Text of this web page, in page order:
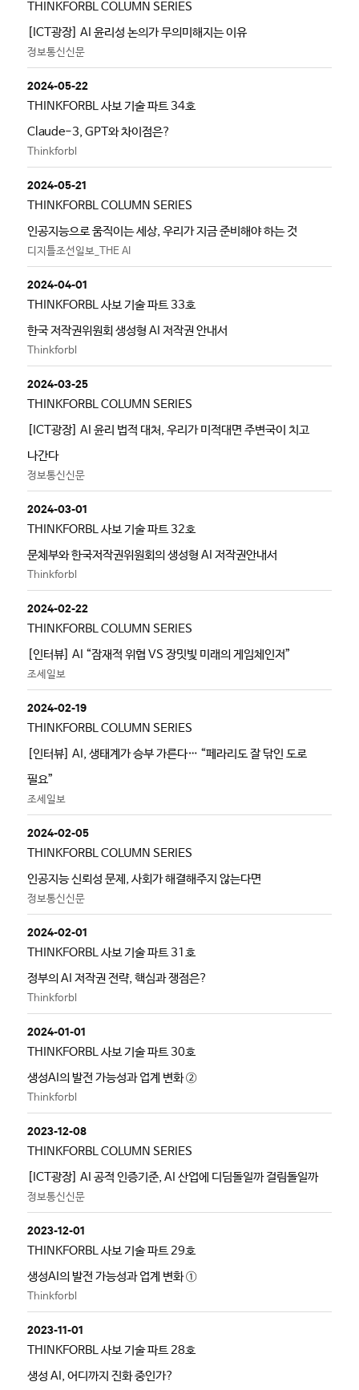
THINKFORBL COLUMN SERIES
[ICT광장] AI 윤리성 논의가 무의미해지는 이유
정보통신신문
2024-05-22
THINKFORBL 사보 기술 파트 34호
Claude-3, GPT와 차이점은?
Thinkforbl
2024-05-21
THINKFORBL COLUMN SERIES
인공지능으로 움직이는 세상, 우리가 지금 준비해야 하는 것
디지틀조선일보_THE AI
2024-04-01
THINKFORBL 사보 기술 파트 33호
한국 저작권위원회 생성형 AI 저작권 안내서
Thinkforbl
2024-03-25
THINKFORBL COLUMN SERIES
[ICT광장] AI 윤리 법적 대처, 우리가 미적대면 주변국이 치고
나간다
정보통신신문
2024-03-01
THINKFORBL 사보 기술 파트 32호
문체부와 한국저작권위원회의 생성형 AI 저작권안내서
Thinkforbl
2024-02-22
THINKFORBL COLUMN SERIES
[인터뷰] AI “잠재적 위협 VS 장밋빛 미래의 게임체인저”
조세일보
2024-02-19
THINKFORBL COLUMN SERIES
[인터뷰] AI, 생태계가 승부 가른다… “페라리도 잘 닦인 도로
필요”
조세일보
2024-02-05
THINKFORBL COLUMN SERIES
인공지능 신뢰성 문제, 사회가 해결해주지 않는다면
정보통신신문
2024-02-01
THINKFORBL 사보 기술 파트 31호
정부의 AI 저작권 전략, 핵심과 쟁점은?
Thinkforbl
2024-01-01
THINKFORBL 사보 기술 파트 30호
생성AI의 발전 가능성과 업계 변화 ②
Thinkforbl
2023-12-08
THINKFORBL COLUMN SERIES
[ICT광장] AI 공적 인증기준, AI 산업에 디딤돌일까 걸림돌일까
정보통신신문
2023-12-01
THINKFORBL 사보 기술 파트 29호
생성AI의 발전 가능성과 업계 변화 ①
Thinkforbl
2023-11-01
THINKFORBL 사보 기술 파트 28호
생성 AI, 어디까지 진화 중인가?